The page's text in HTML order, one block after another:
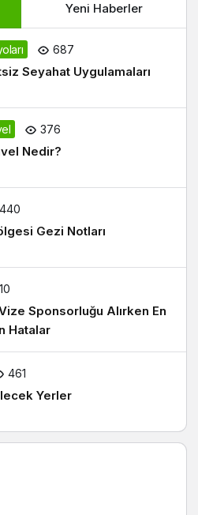
Yeni Haberler
687
Seyahat Uygulamaları
376
Nedir?
440
Gezi Notları
10
Sponsorluğu Alırken En
Hatalar
461
Yerler